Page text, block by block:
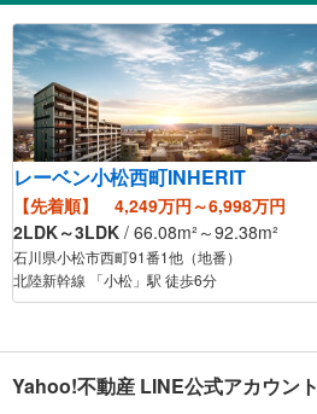
レーベン小松西町INHERIT
【先着順】 4,249万円～6,998万円
2LDK～3LDK / 66.08m²～92.38m²
石川県小松市西町91番1他（地番）
北陸新幹線 「小松」駅 徒歩6分
Yahoo!不動産 LINE公式アカウント